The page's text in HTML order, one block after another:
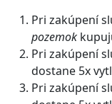
Pri zakúpení
pozemok
Pri zakúpení
dostane 5x
Pri zakúpení